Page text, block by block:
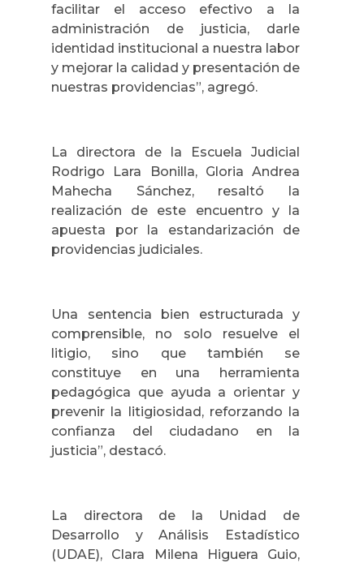
facilitar el acceso efectivo a la
administración de justicia, darle
identidad institucional a nuestra labor
y mejorar la calidad y presentación de
nuestras providencias”, agregó.
La directora de la Escuela Judicial
Rodrigo Lara Bonilla, Gloria Andrea
Mahecha Sánchez, resaltó la
realización de este encuentro y la
apuesta por la estandarización de
providencias judiciales.
Una sentencia bien estructurada y
comprensible, no solo resuelve el
litigio, sino que también se
constituye en una herramienta
pedagógica que ayuda a orientar y
prevenir la litigiosidad, reforzando la
confianza del ciudadano en la
justicia”, destacó.
La directora de la Unidad de
Desarrollo y Análisis Estadístico
(UDAE), Clara Milena Higuera Guio,